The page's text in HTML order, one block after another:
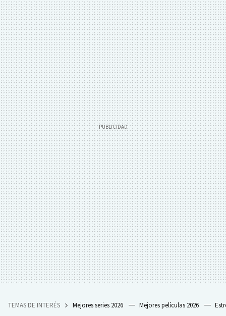
TEMAS DE INTERÉS Mejores series 2026 Mejores películas 2026